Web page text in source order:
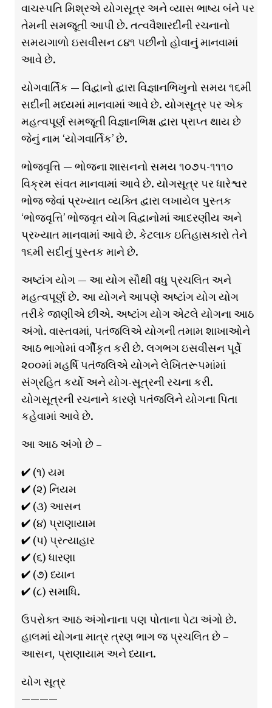
વાચસ્પતિ મિશ્રએ યોગસૂત્ર અને વ્યાસ ભાષ્ય બંને પર
તેમની સમજૂતી આપી છે. તત્વવૈશારદીની રચનાનો
સમયગાળો ઇસવીસન ૮૪૧ પછીનો હોવાનું માનવામાં
આવે છે.
યોગવાર્તિક — વિદ્વાનો દ્વારા વિજ્ઞાનભિખુનો સમય ૧૬મી
સદીની મધ્યમાં માનવામાં આવે છે. યોગસૂત્ર પર એક
મહત્વપૂર્ણ સમજૂતી વિજ્ઞાનભિક્ષ દ્વારા પ્રાપ્ત થાય છે
જેનું નામ ‘યોગવાર્તિક’ છે.
ભોજવૃત્તિ — ભોજના શાસનનો સમય ૧૦૭૫-૧૧૧૦
વિક્રમ સંવત માનવામાં આવે છે. યોગસૂત્ર પર ધારેશ્વર
ભોજ જેવાં પ્રખ્યાત વ્યક્તિ દ્વારા લખાયેલ પુસ્તક
‘ભોજવૃત્તિ’ ભોજવૃત યોગ વિદ્વાનોમાં આદરણીય અને
પ્રખ્યાત માનવામાં આવે છે. કેટલાક ઇતિહાસકારો તેને
૧૬મી સદીનું પુસ્તક માને છે.
અષ્ટાંગ યોગ — આ યોગ સૌથી વધુ પ્રચલિત અને
મહત્વપૂર્ણ છે. આ યોગને આપણે અષ્ટાંગ યોગ યોગ
તરીકે જાણીએ છીએ. અષ્ટાંગ યોગ એટલે યોગના આઠ
અંગો. વાસ્તવમાં, પતંજલિએ યોગની તમામ શાખાઓને
આઠ ભાગોમાં વર્ગીકૃત કરી છે. લગભગ ઇસવીસન પૂર્વે
૨૦૦માં મહર્ષિ પતંજલિએ યોગને લેખિતરૂપમાંમાં
સંગ્રહિત કર્યો અને યોગ-સૂત્રની રચના કરી.
યોગસૂત્રની રચનાને કારણે પતંજલિને યોગના પિતા
કહેવામાં આવે છે.
આ આઠ અંગો છે –
✔ (૧) યમ
✔ (૨) નિયમ
✔ (૩) આસન
✔ (૪) પ્રાણાયામ
✔ (૫) પ્રત્યાહાર
✔ (૬) ધારણા
✔ (૭) ધ્યાન
✔ (૮) સમાધિ.
ઉપરોક્ત આઠ અંગોનાના પણ પોતાના પેટા અંગો છે.
હાલમાં યોગના માત્ર ત્રણ ભાગ જ પ્રચલિત છે –
આસન, પ્રાણાયામ અને ધ્યાન.
યોગ સૂત્ર
————